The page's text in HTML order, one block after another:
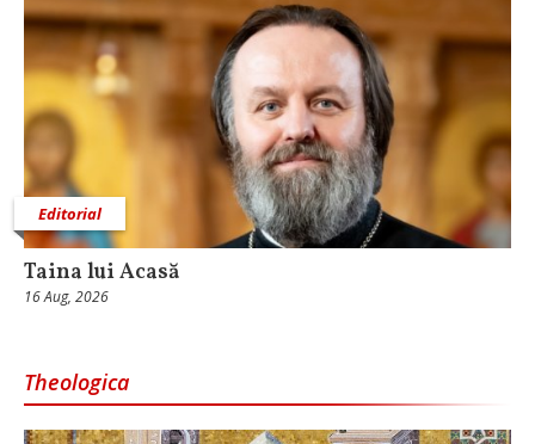
Editorial
Taina lui Acasă
16 Aug, 2026
Theologica